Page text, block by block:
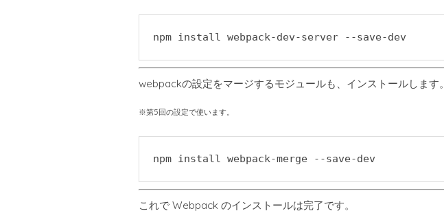
npm install webpack-dev-server --save-dev
webpackの設定をマージするモジュールも、インストールします。
※第5回の設定で使います。
npm install webpack-merge --save-dev
これで Webpack のインストールは完了です。